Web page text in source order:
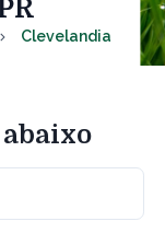
Clevelandia